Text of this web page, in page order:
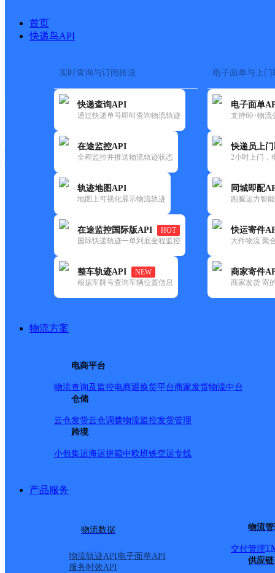
首页
快递鸟API
实时查询与订阅推送
快递查询API
通过快递单号即时查询物流轨迹
在途监控API
全程监控并推送物流轨迹状态
轨迹地图API
地图上可视化展示物流轨迹
在途监控国际版API
HOT
国际快递轨迹一单到底全程监控
整车轨迹API
NEW
根据车牌号查询车辆位置信息
电子面单与上门
电子面单
支持60+物流
快递员上
2小时上门，
同城即配
跑腿运力智
快运寄件
大件物流 聚
商家寄件
商家发货 寄
物流方案
电商平台
物流查询及监控电商退换货平台商家发货物流中台
仓储
云仓发货云仓调拨物流监控发货管理
跨境
小包集运海运拼箱中欧班铁空运专线
产品服务
物流数据
物流轨迹API电子面单API
服务时效API
物流
交付管理
供应链
快运大全 快递时效
韵达
河北衡水公司桃城人民路寄存
更新时间：2022-07-14 00:00:00
所属快递：韵达速递
所属区域：河北省-衡水市-桃城区
网点地址：河北省衡水市桃城区自强街永兴路交叉口路南
网点负责人：